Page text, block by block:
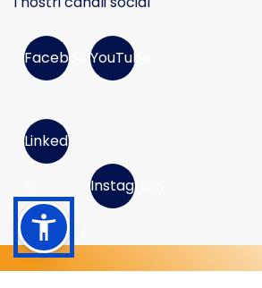
FacebookYouTube
Linked
Instagram